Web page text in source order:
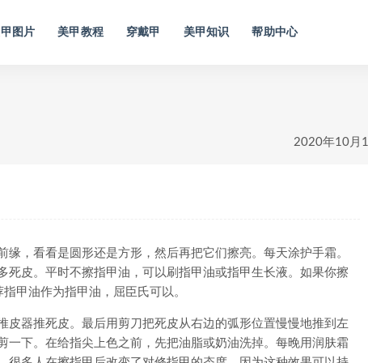
图片 美甲教程 穿戴甲 美甲知识 帮助中心
2020年10月
，看看是圆形还是方形，然后再把它们擦亮。每天涂护手霜。
死皮。平时不擦指甲油，可以刷指甲油或指甲生长液。如果你擦
甲油作为指甲油，屈臣氏可以。
器推死皮。最后用剪刀把死皮从右边的弧形位置慢慢地推到左
一下。在给指尖上色之前，先把油脂或奶油洗掉。每晚用润肤霜